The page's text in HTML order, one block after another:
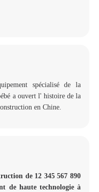
spécialisé de la
a ouvert l' histoire de la
en Chine.
de 12 345 567 890
de haute technologie à